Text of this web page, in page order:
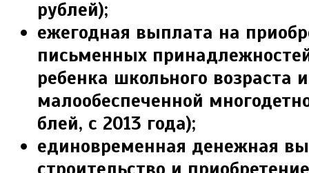
рублей);
ежегодная выплата на
пись­менных
ребенка школьного возраста
малообеспеченной
блей, с 2013 года);
единовременная денежная